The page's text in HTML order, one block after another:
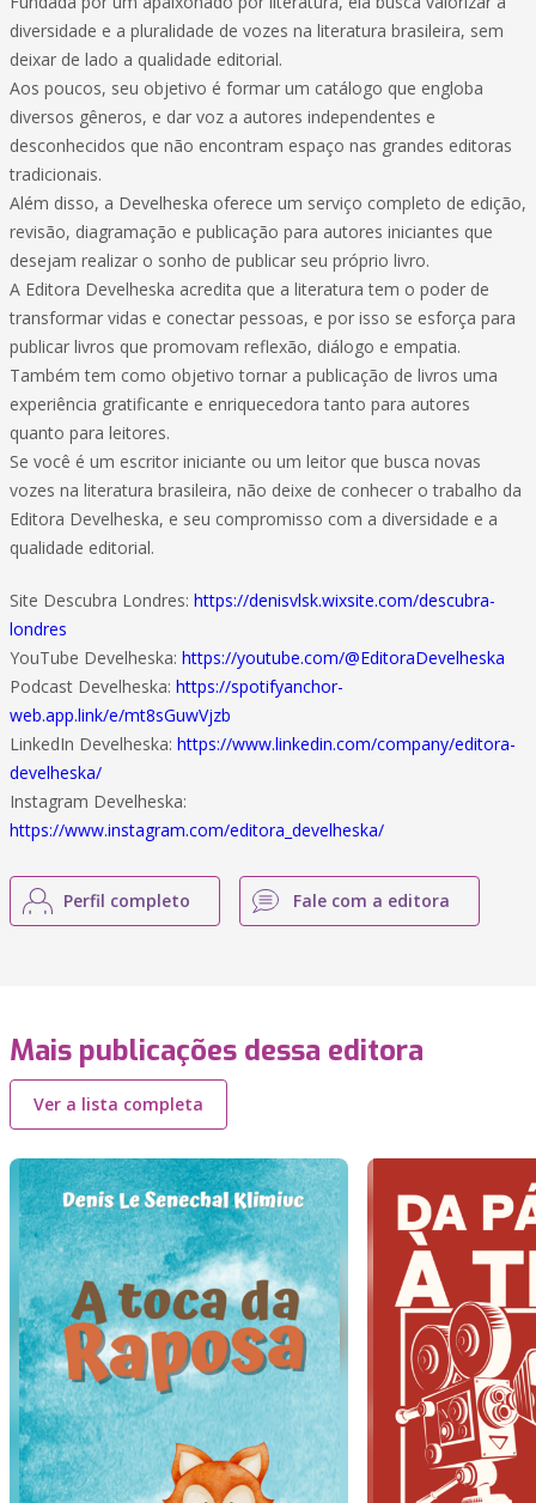
diversidade e a pluralidade de vozes na literatura brasileira, sem
deixar de lado a qualidade editorial.
Aos poucos, seu objetivo é formar um catálogo que engloba
diversos gêneros, e dar voz a autores independentes e
desconhecidos que não encontram espaço nas grandes editoras
tradicionais.
Além disso, a Develheska oferece um serviço completo de edição,
revisão, diagramação e publicação para autores iniciantes que
desejam realizar o sonho de publicar seu próprio livro.
A Editora Develheska acredita que a literatura tem o poder de
transformar vidas e conectar pessoas, e por isso se esforça para
publicar livros que promovam reflexão, diálogo e empatia.
Também tem como objetivo tornar a publicação de livros uma
experiência gratificante e enriquecedora tanto para autores
quanto para leitores.
Se você é um escritor iniciante ou um leitor que busca novas
vozes na literatura brasileira, não deixe de conhecer o trabalho da
Editora Develheska, e seu compromisso com a diversidade e a
qualidade editorial.
Site Descubra Londres: https://denisvlsk.wixsite.com/descubra-
londres
YouTube Develheska: https://youtube.com/@EditoraDevelheska
Podcast Develheska: https://spotifyanchor-
web.app.link/e/mt8sGuwVjzb
LinkedIn Develheska: https://www.linkedin.com/company/editora-
develheska/
Instagram Develheska:
https://www.instagram.com/editora_develheska/
Perfil completo Fale com a editora
Mais publicações dessa editora
Ver a lista completa